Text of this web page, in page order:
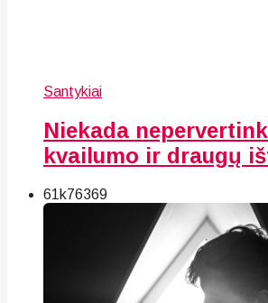
Santykiai
Niekada
kvailumo ir draugų
61k76369